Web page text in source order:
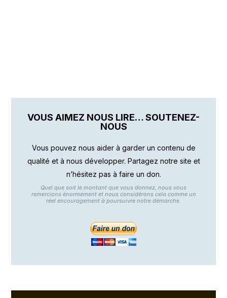
VOUS AIMEZ NOUS LIRE… SOUTENEZ-
NOUS
Vous pouvez nous aider à garder un contenu de
qualité et à nous développer. Partagez notre site et
n’hésitez pas à faire un don.
Quel que soit le montant que vous donnez, nous vous
remercions énormément et nous considérons cela comme un
réel encouragement à poursuivre notre démarche.